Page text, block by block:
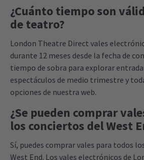
¿Cuánto tiempo son
de teatro?
London Theatre Direct vales
durante 12 meses desde la fecha de
tiempo de sobra para explorar
espectáculos de medio trimestre y
opciones de nuestra web.
¿Se pueden comprar
los conciertos del West
Sí, puedes comprar vales para todos
West End. Los vales electrónicos de